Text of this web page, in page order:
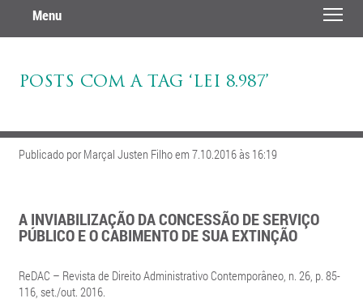
Menu
POSTS COM A TAG ‘LEI 8.987’
Publicado por Marçal Justen Filho em 7.10.2016 às 16:19
A INVIABILIZAÇÃO DA CONCESSÃO DE SERVIÇO
PÚBLICO E O CABIMENTO DE SUA EXTINÇÃO
ReDAC – Revista de Direito Administrativo Contemporâneo, n. 26, p. 85-
116, set./out. 2016.